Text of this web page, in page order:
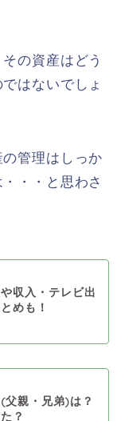
の資産はどう
はないでしょ
管理はしっか
・・と思わさ
収入・テレビ出
めも！
親・兄弟)は？
？